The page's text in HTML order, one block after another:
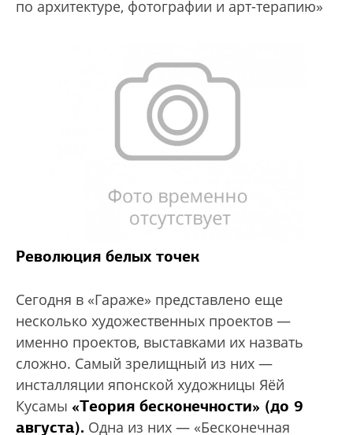
по архитектуре, фотографии и арт-терапию»
Революция белых точек
Сегодня в «Гараже» представлено еще
несколько художественных проектов —
именно проектов, выставками их назвать
сложно. Самый зрелищный из них —
инсталляции японской художницы Яёй
Кусамы «Теория бесконечности» (до 9
августа). Одна из них — «Бесконечная